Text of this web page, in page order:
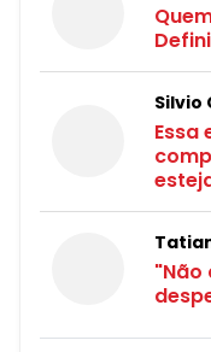
Silvio
Essa
"Não